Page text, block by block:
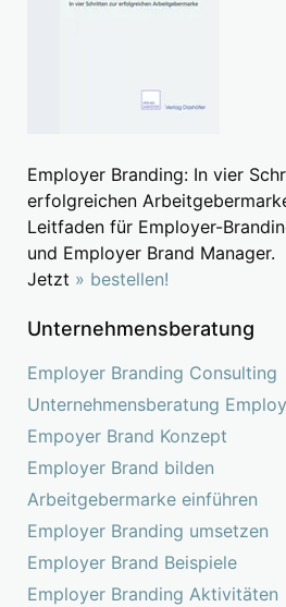
Employer Branding: In vier
erfolgreichen
Leitfaden für Employer-
und Employer Brand Manager.
Jetzt » bestellen!
Unternehmensberatung
Employer Branding Consulting
Unternehmensberatung
Empoyer Brand Konzept
Employer Brand bilden
Arbeitgebermarke einführen
Employer Branding umsetzen
Employer Brand Beispiele
Employer Branding Aktivitäten